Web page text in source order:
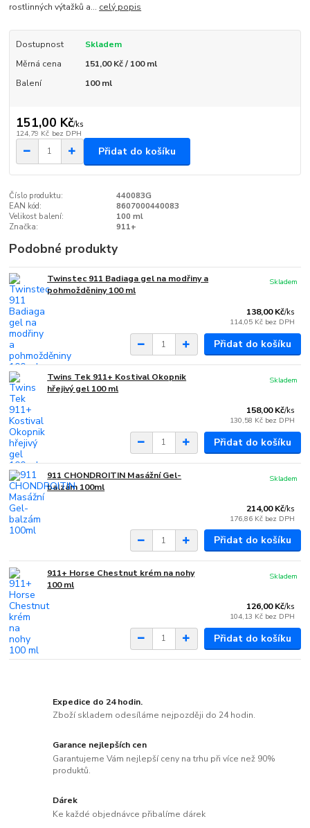
rostlinných výtažků a... celý popis
Dostupnost
Skladem
Měrná cena
151,00 Kč / 100 ml
Balení
100 ml
151,00 Kč/ks
124,79 Kč bez DPH
Přidat do košíku
Číslo produktu:
440083G
EAN kód:
8607000440083
Velikost balení:
100 ml
Značka:
911+
Podobné produkty
Twinstec 911 Badiaga gel na modřiny a
pohmožděniny 100 ml
138,00 Kč/ks
114,05 Kč bez DPH
Skladem
Přidat do košíku
Twins Tek 911+ Kostival Okopnik
hřejivý gel 100 ml
158,00 Kč/ks
130,58 Kč bez DPH
Skladem
Přidat do košíku
911 CHONDROITIN Masážní Gel-
balzám 100ml
214,00 Kč/ks
176,86 Kč bez DPH
Skladem
Přidat do košíku
911+ Horse Chestnut krém na nohy
100 ml
126,00 Kč/ks
104,13 Kč bez DPH
Skladem
Přidat do košíku
Expedice do 24 hodin.
Zboží skladem odesíláme nejpozději do 24 hodin.
Garance nejlepších cen
Garantujeme Vám nejlepší ceny na trhu při více než 90%
produktů.
Dárek
Ke každé objednávce přibalíme dárek